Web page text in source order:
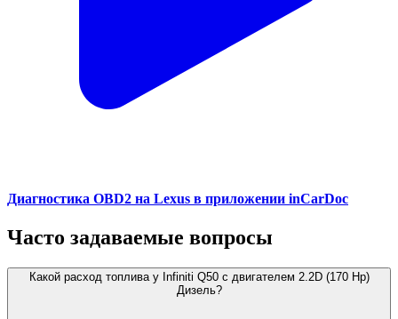
Диагностика OBD2 на Lexus в приложении inCarDoc
Часто задаваемые вопросы
Какой расход топлива у Infiniti Q50 с двигателем 2.2D (170 Hp)
Дизель?